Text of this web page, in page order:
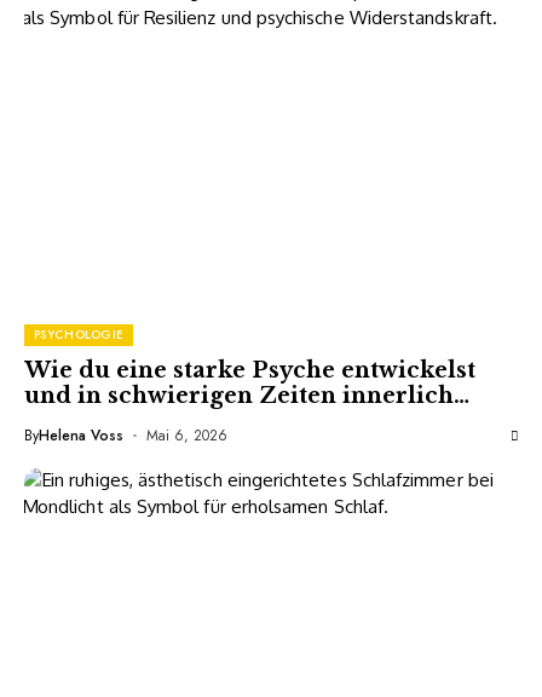
PSYCHOLOGIE
Wie du eine starke Psyche entwickelst
und in schwierigen Zeiten innerlich
ByHelena Voss Mai 6, 2026